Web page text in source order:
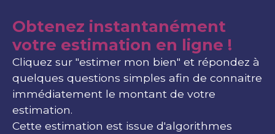
Obtenez instantanément
votre estimation en ligne !
Cliquez sur "estimer mon bien" et répondez à
quelques questions simples afin de connaitre
immédiatement le montant de votre
estimation.
Cette estimation est issue d'algorithmes